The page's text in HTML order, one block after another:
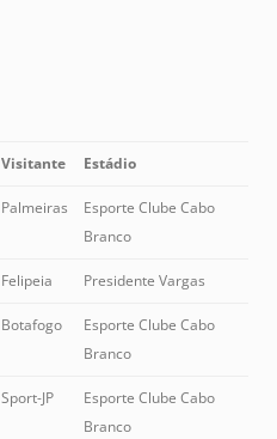
Visitante Estádio
Palmeiras
Esporte Clube Cabo
Branco
Felipeia Presidente Vargas
Botafogo
Esporte Clube Cabo
Branco
Sport-JP
Esporte Clube Cabo
Branco